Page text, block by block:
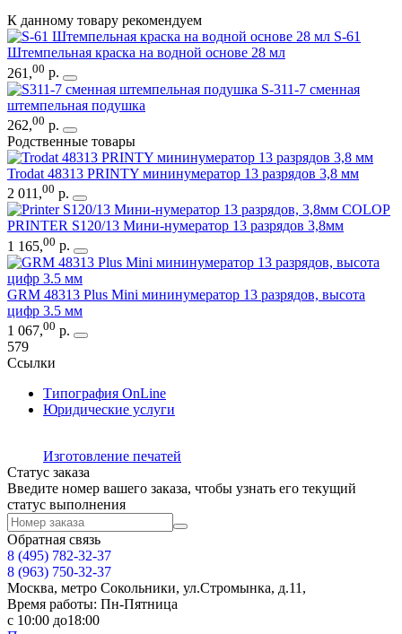
К данному товару рекомендуем
S-61
Штемпельная краска на водной основе 28 мл
261 ,00 р.
S-311-7 сменная
штемпельная подушка
262,00 р.
Родственные товары
Trodat 48313 PRINTY мининумератор 13 разрядов 3,8 мм
2 011 ,00 р.
COLOP
PRINTER S120/13 Мини-нумератор 13 разрядов 3,8мм
1 165,00 р.
GRM 48313 Plus Mini мининумератор 13 разрядов, высота
цифр 3.5 мм
1 067,00 р.
579
Ссылки
Типография OnLine
Юридические услуги
Изготовление печатей
Статус заказа
Введите номер вашего заказа, чтобы узнать его текущий
статус выполнения
Обратная связь
8 (495) 782-32-37
8 (963) 750-32-37
Москва, метро Сокольники, ул.Стромынка, д.11,
Время работы: Пн-Пятница
с 10:00 до18:00